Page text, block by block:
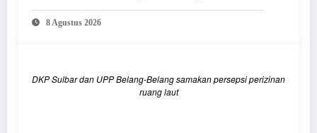
Penghapusan Barang Milik Daerah
8 Agustus 2026
DKP Sulbar dan UPP Belang-Belang samakan persepsi perizinan
ruang laut